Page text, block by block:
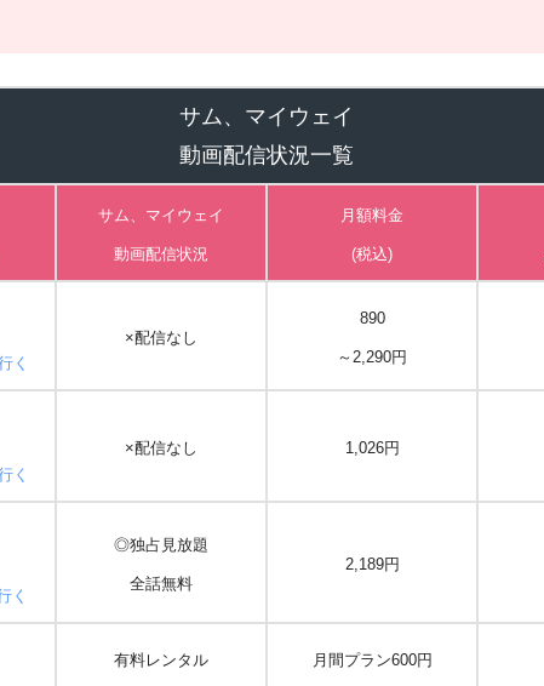
サム、マイウェイ
動画配信状況一覧
サム、マイウェイ
動画配信状況
月額料金
(税込)
く
×配信なし
890
～2,290円
く
×配信なし 1,026円
く
◎独占見放題
全話無料
2,189円
有料レンタル
月間プラン600円